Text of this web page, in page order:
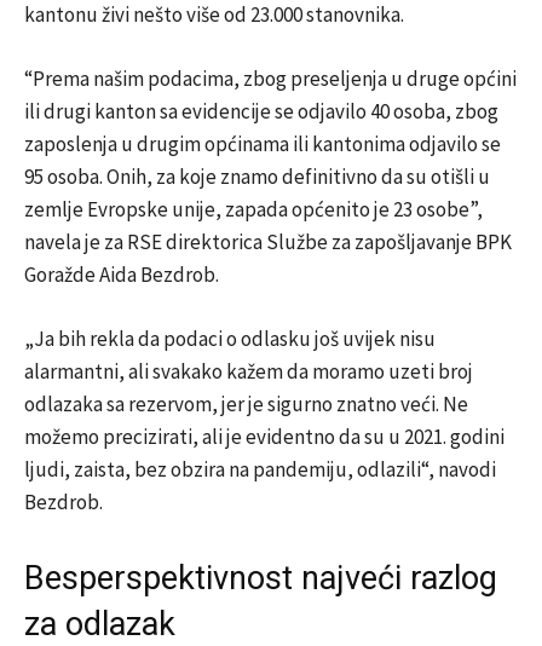
kantonu živi nešto više od 23.000 stanovnika.
“Prema našim podacima, zbog preseljenja u druge općini
ili drugi kanton sa evidencije se odjavilo 40 osoba, zbog
zaposlenja u drugim općinama ili kantonima odjavilo se
95 osoba. Onih, za koje znamo definitivno da su otišli u
zemlje Evropske unije, zapada općenito je 23 osobe”,
navela je za RSE direktorica Službe za zapošljavanje BPK
Goražde Aida Bezdrob.
„Ja bih rekla da podaci o odlasku još uvijek nisu
alarmantni, ali svakako kažem da moramo uzeti broj
odlazaka sa rezervom, jer je sigurno znatno veći. Ne
možemo precizirati, ali je evidentno da su u 2021. godini
ljudi, zaista, bez obzira na pandemiju, odlazili“, navodi
Bezdrob.
Besperspektivnost najveći razlog
za odlazak